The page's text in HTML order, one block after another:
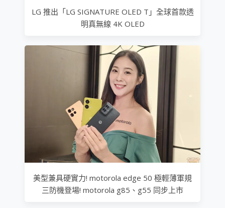
LG 推出「LG SIGNATURE OLED T」全球首款透
明真無線 4K OLED
美型兼具硬實力! motorola edge 50 極輕薄軍規
三防機登場! motorola g85、g55 同步上市